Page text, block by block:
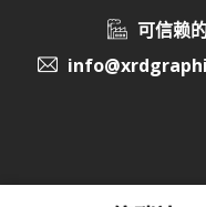
可信赖